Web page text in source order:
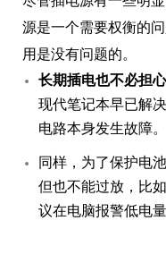
源是一个需要权衡的
用是没有问题的。
长期插电也不必担
现代笔记本早已解
电路本身发生故障。
同样，为了保护电池
但也不能过放，比
议在电脑报警低电